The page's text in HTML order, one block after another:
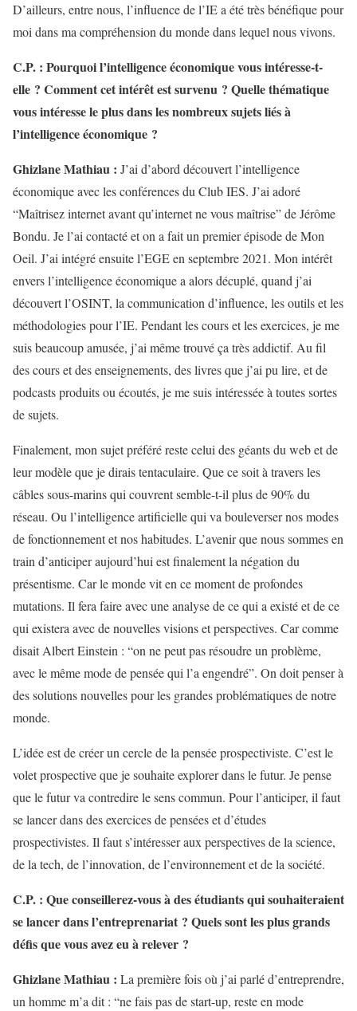
D’ailleurs, entre nous, l’influence de l’IE a été très bénéfique pour
moi dans ma compréhension du monde dans lequel nous vivons.
C.P. : Pourquoi l’intelligence économique vous intéresse-t-
elle ? Comment cet intérêt est survenu ? Quelle thématique
vous intéresse le plus dans les nombreux sujets liés à
l’intelligence économique ?
Ghizlane Mathiau : J’ai d’abord découvert l’intelligence
économique avec les conférences du Club IES. J’ai adoré
“Maîtrisez internet avant qu’internet ne vous maîtrise” de Jérôme
Bondu. Je l’ai contacté et on a fait un premier épisode de Mon
Oeil. J’ai intégré ensuite l’EGE en septembre 2021. Mon intérêt
envers l’intelligence économique a alors décuplé, quand j’ai
découvert l’OSINT, la communication d’influence, les outils et les
méthodologies pour l’IE. Pendant les cours et les exercices, je me
suis beaucoup amusée, j’ai même trouvé ça très addictif. Au fil
des cours et des enseignements, des livres que j’ai pu lire, et de
podcasts produits ou écoutés, je me suis intéressée à toutes sortes
de sujets.
Finalement, mon sujet préféré reste celui des géants du web et de
leur modèle que je dirais tentaculaire. Que ce soit à travers les
câbles sous-marins qui couvrent semble-t-il plus de 90% du
réseau. Ou l’intelligence artificielle qui va bouleverser nos modes
de fonctionnement et nos habitudes. L’avenir que nous sommes en
train d’anticiper aujourd’hui est finalement la négation du
présentisme. Car le monde vit en ce moment de profondes
mutations. Il fera faire avec une analyse de ce qui a existé et de ce
qui existera avec de nouvelles visions et perspectives. Car comme
disait Albert Einstein : “on ne peut pas résoudre un problème,
avec le même mode de pensée qui l’a engendré”. On doit penser à
des solutions nouvelles pour les grandes problématiques de notre
monde.
L’idée est de créer un cercle de la pensée prospectiviste. C’est le
volet prospective que je souhaite explorer dans le futur. Je pense
que le futur va contredire le sens commun. Pour l’anticiper, il faut
se lancer dans des exercices de pensées et d’études
prospectivistes. Il faut s’intéresser aux perspectives de la science,
de la tech, de l’innovation, de l’environnement et de la société.
C.P. : Que conseillerez-vous à des étudiants qui souhaiteraient
se lancer dans l’entreprenariat ? Quels sont les plus grands
défis que vous avez eu à relever ?
Ghizlane Mathiau : La première fois où j’ai parlé d’entreprendre,
un homme m’a dit : “ne fais pas de start-up, reste en mode